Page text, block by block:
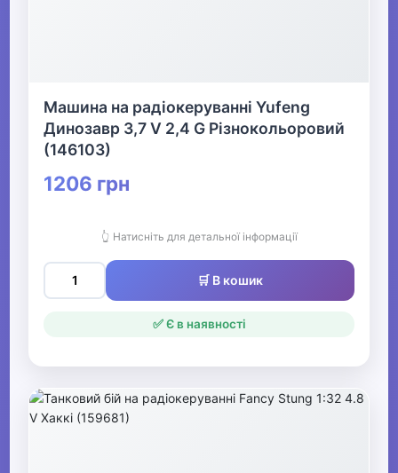
Машина на радіокеруванні Yufeng
Динозавр 3,7 V 2,4 G Різнокольоровий
(146103)
1206 грн
👆 Натисніть для детальної інформації
🛒 В кошик
✅ Є в наявності